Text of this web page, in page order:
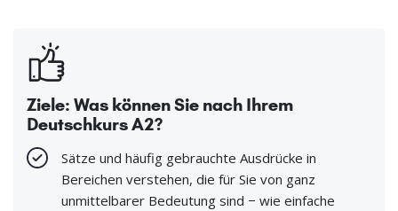
Ziele: Was können Sie nach Ihrem
Deutschkurs A2?
Sätze und häufig gebrauchte Ausdrücke in
Bereichen verstehen, die für Sie von ganz
unmittelbarer Bedeutung sind − wie einfache